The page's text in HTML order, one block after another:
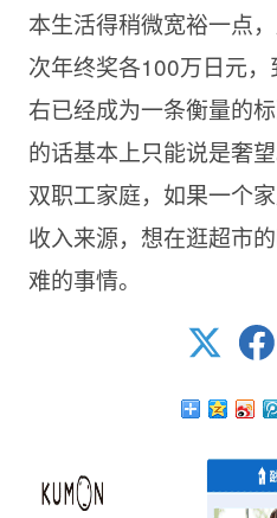
本生活得稍微宽裕一点
次年终奖各100万日元
右已经成为一条衡量的
的话基本上只能说是奢
双职工家庭，如果一个
收入来源，想在逛超市
难的事情。